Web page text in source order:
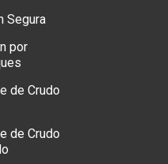
Segura
por
de Crudo
de Crudo